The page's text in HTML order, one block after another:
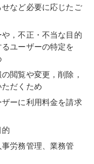
など必要に応じたご
，不正・不当な目的
ユーザーの特定を
閲覧や変更，削除，
だくため
ーに利用料金を請求
労務管理、業務管